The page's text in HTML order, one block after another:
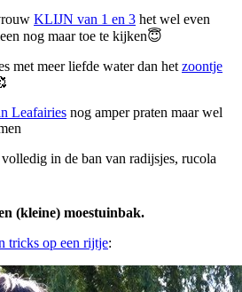
KLIJN van 1 en 3 het wel even
nog maar toe te kijken😇
met meer liefde water dan het zoontje
Leafairies nog amper praten maar wel
volledig in de ban van radijsjes, rucola
(kleine) moestuinbak.
tricks op een rijtje: